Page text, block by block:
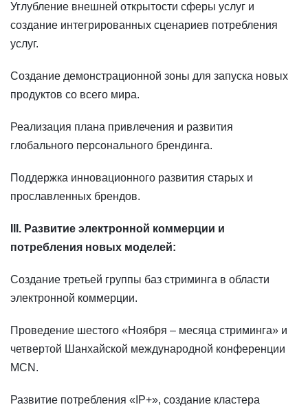
Углубление внешней открытости сферы услуг и
создание интегрированных сценариев потребления
услуг.
Создание демонстрационной зоны для запуска новых
продуктов со всего мира.
Реализация плана привлечения и развития
глобального персонального брендинга.
Поддержка инновационного развития старых и
прославленных брендов.
III. Развитие электронной коммерции и
потребления новых моделей:
Создание третьей группы баз стриминга в области
электронной коммерции.
Проведение шестого «Ноября – месяца стриминга» и
четвертой Шанхайской международной конференции
MCN.
Развитие потребления «IP+», создание кластера